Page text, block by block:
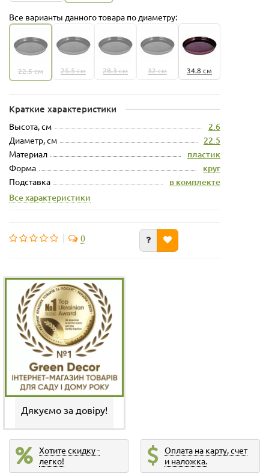
Все варианты данного товара по диаметру:
22.5 см 25.5 см 28.3 см 32 см 34.8 см
Краткие характеристики
Высота, см 2.6
Диаметр, см 22.5
Материал пластик
Форма круг
Подставка
в комплекте
Все характеристики
0
Дякуємо за довіру!
Хотите скидку -
легко!
Оплата на карту, счет
и наложка.